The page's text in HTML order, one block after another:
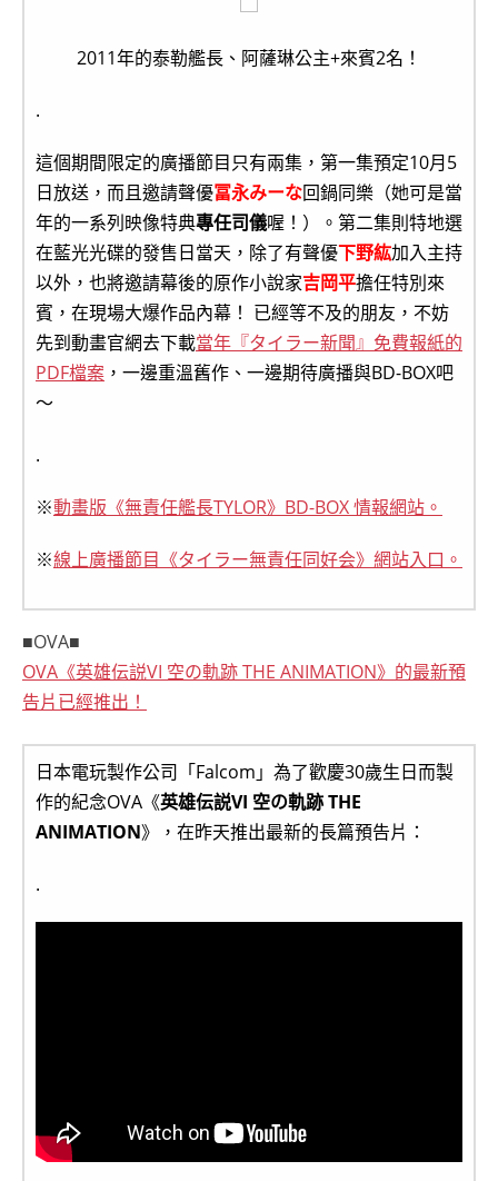
2011年的泰勒艦長、阿薩琳公主+來賓2名！
.
這個期間限定的廣播節目只有兩集，第一集預定10月5
日放送，而且邀請聲優冨永みーな回鍋同樂（她可是當
年的一系列映像特典專任司儀喔！）。第二集則特地選
在藍光光碟的發售日當天，除了有聲優下野紘加入主持
以外，也將邀請幕後的原作小說家吉岡平擔任特別來
賓，在現場大爆作品內幕！ 已經等不及的朋友，不妨
先到動畫官網去下載當年『タイラー新聞』免費報紙的
PDF檔案 ，一邊重溫舊作、一邊期待廣播與BD-BOX吧
～
.
※動畫版《無責任艦長TYLOR》BD-BOX 情報網站。
※線上廣播節目《タイラー無責任同好会》網站入口。
■OVA■
OVA《英雄伝説VI 空の軌跡 THE ANIMATION》的最新預
告片已經推出！
日本電玩製作公司「Falcom」為了歡慶30歲生日而製
作的紀念OVA《英雄伝説VI 空の軌跡 THE
ANIMATION》，在昨天推出最新的長篇預告片：
.